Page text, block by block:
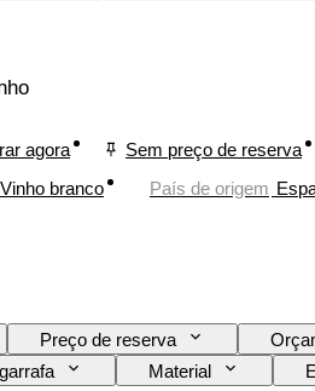
agora Sem preço de reserva
Vinho branco País de origem
Preço de reserva
Material